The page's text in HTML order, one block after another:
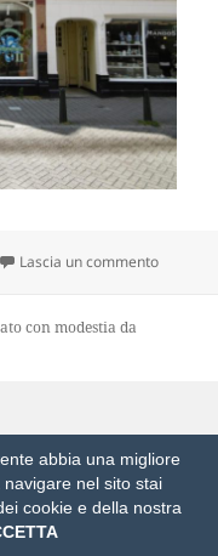
Lascia un commentosu ho
abbia una migliore
nel sito stai
cookie e della nostra
con modestia da